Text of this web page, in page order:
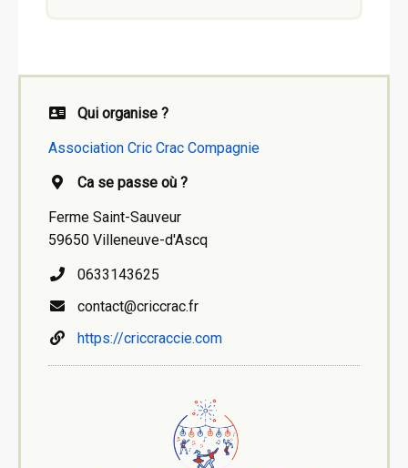
Qui organise ?
Association Cric Crac Compagnie
Ca se passe où ?
Ferme Saint-Sauveur
59650 Villeneuve-d'Ascq
0633143625
contact@criccrac.fr
https://criccraccie.com